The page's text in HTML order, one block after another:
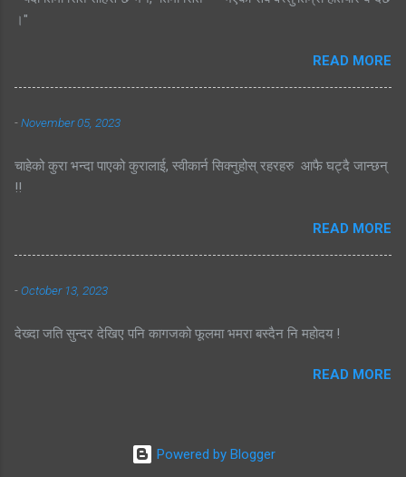
।"
READ MORE
-November 05, 2023
चाहेको कुरा भन्दा पाएको कुरालाई, स्वीकार्न सिक्नुहोस् रहरहरु आफै घट्दै जान्छन्
!!
READ MORE
-October 13, 2023
देख्दा जति सुन्दर देखिए पनि कागजको फूलमा भमरा बस्दैन नि महोदय !
READ MORE
Powered by Blogger